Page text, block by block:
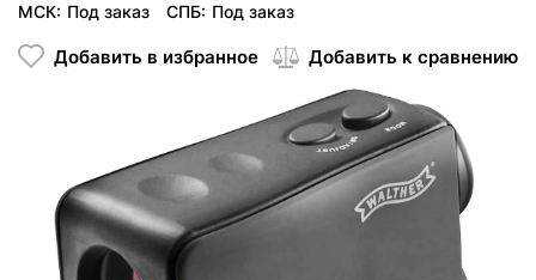
МСК: Под заказ СПБ: Под заказ
Добавить в избранное Добавить к сравнению